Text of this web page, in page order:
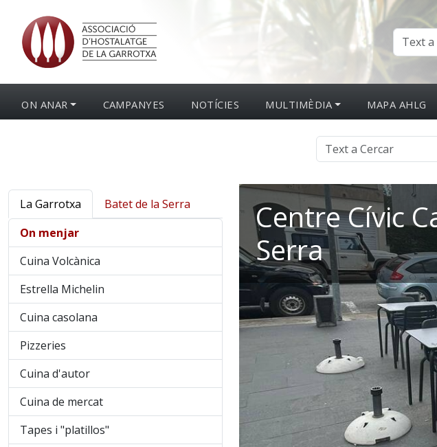
ON ANAR CAMPANYES NOTÍCIES MULTIMÈDIA MAPA AHLG
La Garrotxa
Batet de la Serra
On menjar
Cuina Volcànica
Estrella Michelin
Cuina casolana
Pizzeries
Cuina d'autor
Cuina de mercat
Tapes i "platillos"
Centre Cívic
Serra